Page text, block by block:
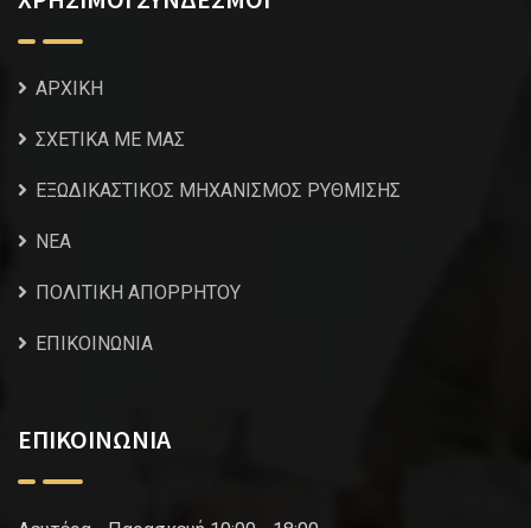
ΑΡΧΙΚΗ
ΣΧΕΤΙΚΑ ΜΕ ΜΑΣ
ΕΞΩΔΙΚΑΣΤΙΚΟΣ ΜΗΧΑΝΙΣΜΟΣ ΡΥΘΜΙΣΗΣ
NEA
ΠΟΛΙΤΙΚΗ ΑΠΟΡΡΗΤΟΥ
ΕΠΙΚΟΙΝΩΝΙΑ
ΕΠΙΚΟΙΝΩΝΙΑ